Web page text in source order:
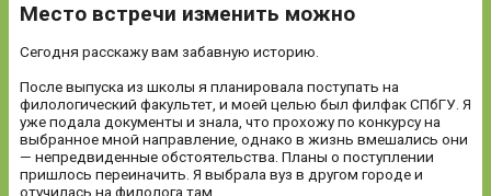
Место встречи изменить можно
Сегодня расскажу вам забавную историю.
После выпуска из школы я планировала поступать на
филологический факультет, и моей целью был филфак СПбГУ. Я
уже подала документы и знала, что прохожу по конкурсу на
выбранное мной направление, однако в жизнь вмешались они
— непредвиденные обстоятельства. Планы о поступлении
пришлось переиначить. Я выбрала вуз в другом городе и
отучилась на филолога там.